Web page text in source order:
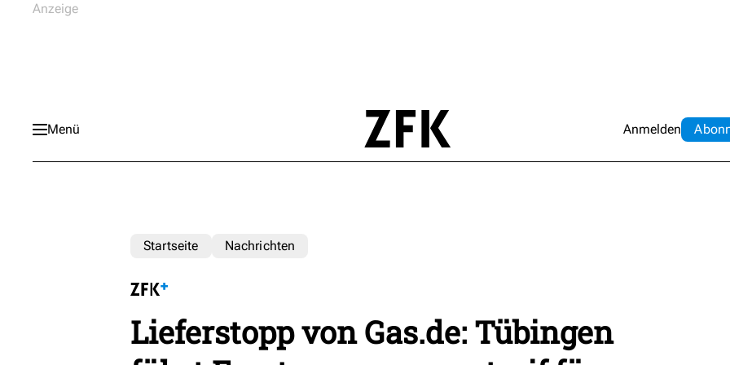
Menü Anmelden Abo
Startseite Nachrichten
Lieferstopp von Gas.de: Tübingen